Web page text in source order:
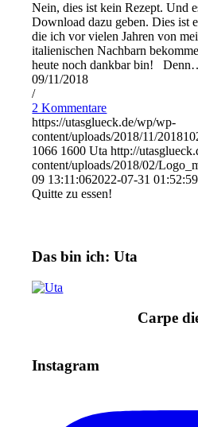
Nein, dies ist kein Rezept. Und
Download dazu geben. Dies ist
die ich vor vielen Jahren von
italienischen Nachbarn
heute noch dankbar bin!
09/11/2018
/
2 Kommentare
https://utasglueck.de/wp/wp-
content/uploads/2018/11/
1066 1600 Uta http://
content/uploads/2018/02/
09 13:11:062022-07-31 01:52:59
Quitte zu essen!
Das bin ich: Uta
Carpe
Instagram